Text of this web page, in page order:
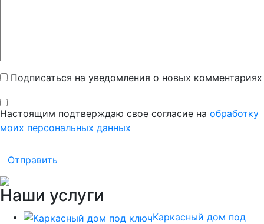
Подписаться на уведомления о новых комментариях
Настоящим подтверждаю свое согласие на обработку
моих персональных данных
Отправить
Наши услуги
Каркасный дом под